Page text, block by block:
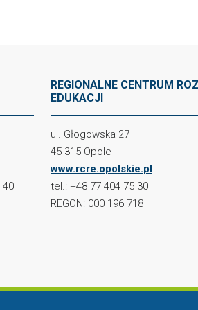
40
REGIONALNE CENTRUM
EDUKACJI
ul. Głogowska 27
45-315 Opole
www.rcre.opolskie.pl
tel.: +48 77 404 75 30
REGON: 000 196 718